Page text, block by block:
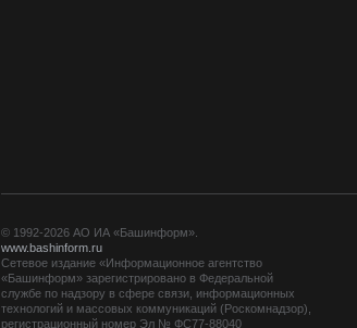
© 1992-2026 АО ИА «Башинформ».
www.bashinform.ru
Сетевое издание «Информационное агентство
«Башинформ» зарегистрировано в Федеральной
службе по надзору в сфере связи, информационных
технологий и массовых коммуникаций (Роскомнадзор),
регистрационный номер Эл № ФС77-88040